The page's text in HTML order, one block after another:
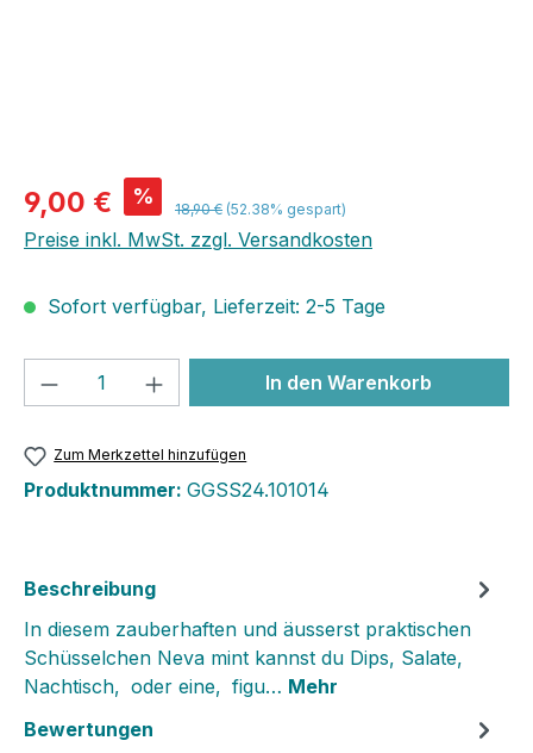
9,00 € %
18,90 € (52.38% gespart)
Preise inkl. MwSt. zzgl. Versandkosten
Sofort verfügbar, Lieferzeit: 2-5 Tage
Produkt Anzahl: Gib denIn den Warenkorb
Zum Merkzettel hinzufügen
Produktnummer: GGSS24.101014
Beschreibung
In diesem zauberhaften und äusserst praktischen
Schüsselchen Neva mint kannst du Dips, Salate,
Nachtisch‚ oder eine‚ figu… Mehr
Bewertungen